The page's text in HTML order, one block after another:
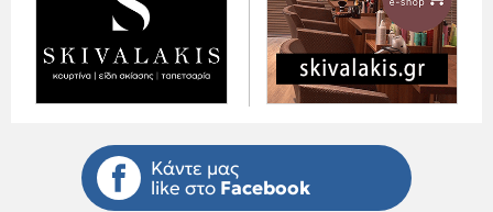
Κάντε μας
like στο Facebook